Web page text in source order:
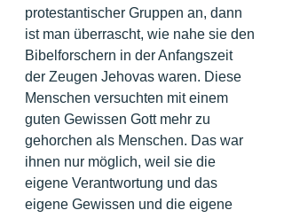
protestantischer Gruppen an, dann
ist man überrascht, wie nahe sie den
Bibelforschern in der Anfangszeit
der Zeugen Jehovas waren. Diese
Menschen versuchten mit einem
guten Gewissen Gott mehr zu
gehorchen als Menschen. Das war
ihnen nur möglich, weil sie die
eigene Verantwortung und das
eigene Gewissen und die eigene